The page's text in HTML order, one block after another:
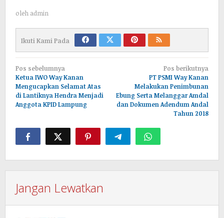
oleh admin
Ikuti Kami Pada
Navigasi
pos
Pos sebelumnya
Ketua IWO Way Kanan
Mengucapkan Selamat Atas
di Lantiknya Hendra Menjadi
Anggota KPID Lampung
Pos berikutnya
PT PSMI Way Kanan
Melakukan Penimbunan
Ebung Serta Melanggar Amdal
dan Dokumen Adendum Andal
Tahun 2018
Jangan Lewatkan